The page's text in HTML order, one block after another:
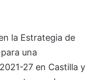
la Estrategia de
una
27 en Castilla y